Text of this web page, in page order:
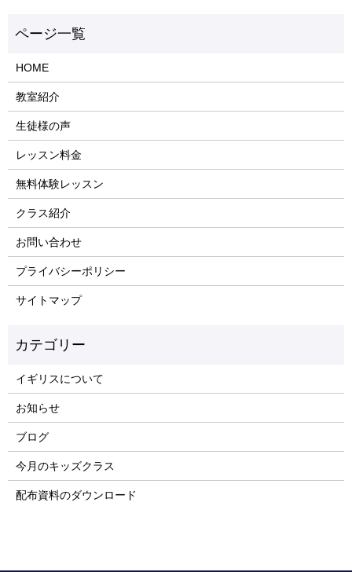
HOME
教室紹介
生徒様の声
レッスン料金
無料体験レッスン
クラス紹介
お問い合わせ
プライバシーポリシー
サイトマップ
イギリスについて
お知らせ
ブログ
今月のキッズクラス
配布資料のダウンロード